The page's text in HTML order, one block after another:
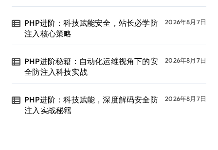
PHP进阶：科技赋能安全，站长必学防
注入核心策略
2026年8月7日
PHP进阶秘籍：自动化运维视角下的安
全防注入科技实战
2026年8月7日
PHP进阶：科技赋能，深度解码安全防
注入实战秘籍
2026年8月7日